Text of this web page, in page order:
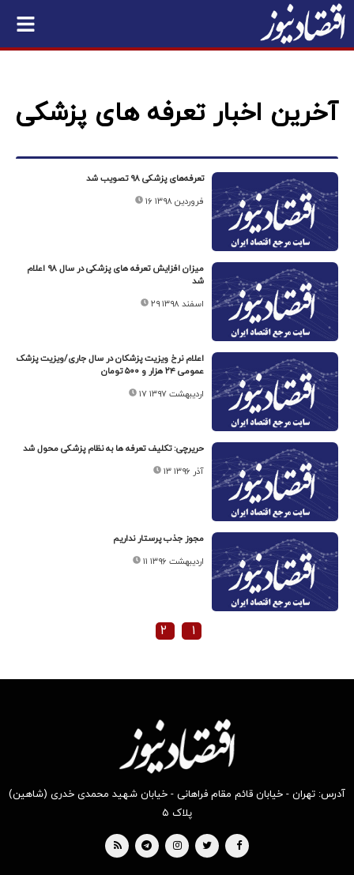
آخرین اخبار تعرفه های پزشکی
تعرفه‌های پزشکی ۹۸ تصویب شد
۱۶ فروردین ۱۳۹۸
میزان افزایش تعرفه های پزشکی در سال ۹۸ اعلام
شد
۲۹ اسفند ۱۳۹۸
اعلام نرخ ویزیت پزشکان در سال جاری/ویزیت پزشک
عمومی ۲۴ هزار و ۵۰۰ تومان
۱۷ اردیبهشت ۱۳۹۷
حریرچی: تکلیف تعرفه ها به نظام پزشکی محول شد
۱۳ آذر ۱۳۹۶
مجوز جذب پرستار نداریم
۱۱ اردیبهشت ۱۳۹۶
۱ ۲
آدرس: تهران - خیابان قائم مقام فراهانی - خیابان شهید محمدی خدری (شاهین)
پلاک ۵